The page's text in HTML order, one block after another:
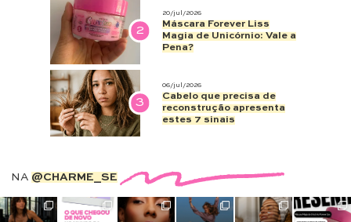
2
20/jul/2026
Máscara Forever Liss
Magia de Unicórnio: Vale a
Pena?
3
06/jul/2026
Cabelo que precisa de
reconstrução apresenta
estes 7 sinais
NA @CHARME_SE